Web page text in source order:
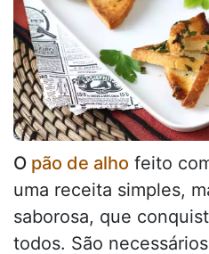
O pão de alho feito
uma receita simples,
saborosa, que
todos. São